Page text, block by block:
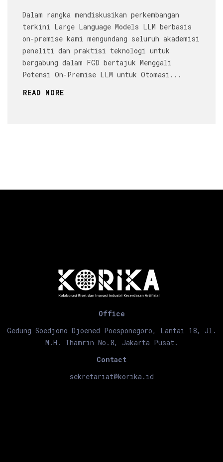
Dalam rangka mendiskusikan perkembangan
terkini Large Language Models LLM berbasis
on-premise kami mengundang seluruh akademisi
peneliti dan praktisi teknologi untuk
bergabung dalam FGD bertajuk Menggali
Potensi On-Premise LLM untuk Otomasi...
READ MORE
Office
Gedung Soedjono Djoened Poesponegoro, Lantai 18, Jl.
M.H. Thamrin No.8, Jakarta Pusat.
Contact
sekretariat@korika.id